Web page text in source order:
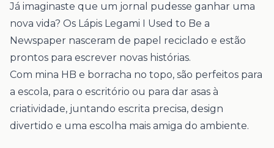
Já imaginaste que um jornal pudesse ganhar uma
nova vida? Os Lápis Legami I Used to Be a
Newspaper nasceram de papel reciclado e estão
prontos para escrever novas histórias.
Com mina HB e borracha no topo, são perfeitos para
a escola, para o escritório ou para dar asas à
criatividade, juntando escrita precisa, design
divertido e uma escolha mais amiga do ambiente.